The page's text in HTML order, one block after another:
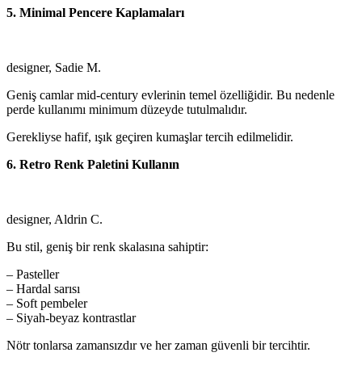
5. Minimal Pencere Kaplamaları
designer, Sadie M.
Geniş camlar mid-century evlerinin temel özelliğidir. Bu nedenle
perde kullanımı minimum düzeyde tutulmalıdır.
Gerekliyse hafif, ışık geçiren kumaşlar tercih edilmelidir.
6. Retro Renk Paletini Kullanın
designer, Aldrin C.
Bu stil, geniş bir renk skalasına sahiptir:
– Pasteller
– Hardal sarısı
– Soft pembeler
– Siyah-beyaz kontrastlar
Nötr tonlarsa zamansızdır ve her zaman güvenli bir tercihtir.